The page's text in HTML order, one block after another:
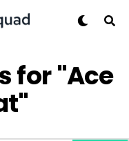
for "Ace